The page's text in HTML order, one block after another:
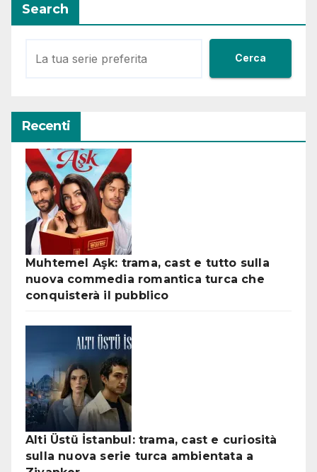
Search
Cerca
Recenti
Muhtemel Aşk: trama, cast e tutto sulla
nuova commedia romantica turca che
conquisterà il pubblico
Alti Üstü İstanbul: trama, cast e curiosità
sulla nuova serie turca ambientata a